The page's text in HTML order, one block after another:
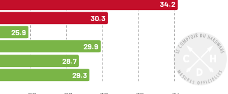
34.2
30.3
25.9
29.9
28.7
29.3